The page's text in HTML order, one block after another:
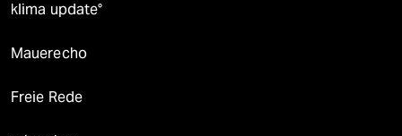
klima update°
Mauerecho
Freie Rede